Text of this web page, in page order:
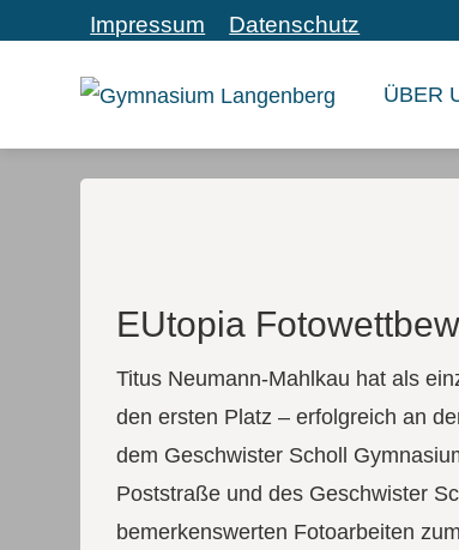
Impressum Datenschutz
ÜBER
EUtopia
Titus Neumann-Mahlkau hat als
den ersten Platz – erfolgreich an
dem Geschwister Scholl
Poststraße und des Geschwister
bemerkenswerten Fotoarbeiten